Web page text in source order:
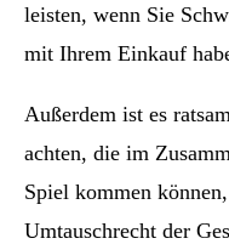
leisten, wenn Sie
mit Ihrem Einkauf
Außerdem ist es
achten, die im
Spiel kommen
Umtauschrecht der